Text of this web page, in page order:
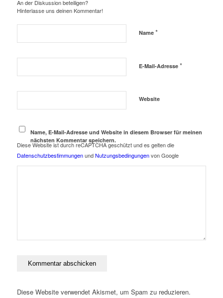
An der Diskussion beteiligen?
Hinterlasse uns deinen Kommentar!
Name *
E-Mail-Adresse *
Website
Name, E-Mail-Adresse und Website in diesem Browser für meinen
nächsten Kommentar speichern.
Diese Website ist durch reCAPTCHA geschützt und es gelten die
DatenschutzbestimmungenundNutzungsbedingungenvon Google
Diese Website verwendet Akismet, um Spam zu reduzieren.